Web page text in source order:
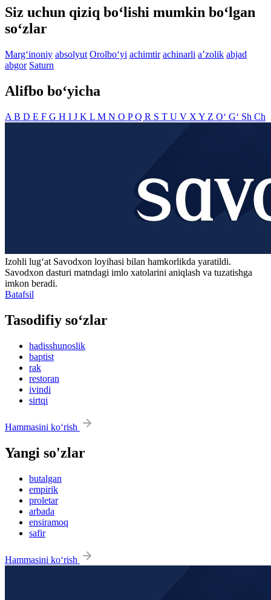
Siz uchun qiziq bo‘lishi mumkin bo‘lgan
so‘zlar
Marg‘inoniy absolyut Orolbo‘yi achimtir achinarli aʼzolik abjad
abgor Saturn
Alifbo bo‘yicha
A B D E F G H I J K L M N O PQ R S T U V X Y Z O‘ G‘ Sh Ch
Izohli lugʻat Savodxon loyihasi bilan hamkorlikda yaratildi.
Savodxon dasturi matndagi imlo xatolarini aniqlash va tuzatishga
imkon beradi.
Batafsil
Tasodifiy so‘zlar
hadisshunoslik
baptist
rak
restoran
ivindi
sirtqi
Hammasini ko‘rish
Yangi so'zlar
butalgan
empirik
proletar
arbada
ensiramoq
safir
Hammasini ko‘rish